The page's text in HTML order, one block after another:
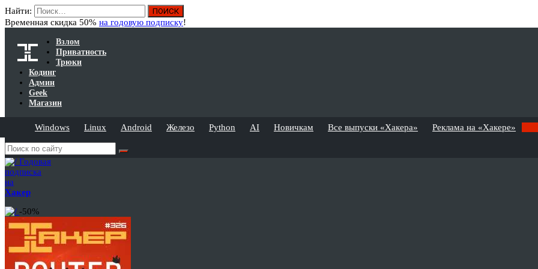
Найти:
Временная скидка 50% на годовую подписку!
Взлом
Приватность
Трюки
Кодинг
Админ
Geek
Магазин
Windows Linux Android Железо Python AI Новичкам Все выпуски «Хакера» Реклама на «Хакере»
Годовая
подписка
на
Хакер
-50%